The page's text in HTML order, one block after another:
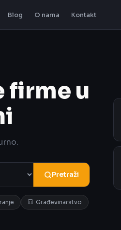
Blog O nama Kontakt
firme u
Pretraži
Građevinarstvo